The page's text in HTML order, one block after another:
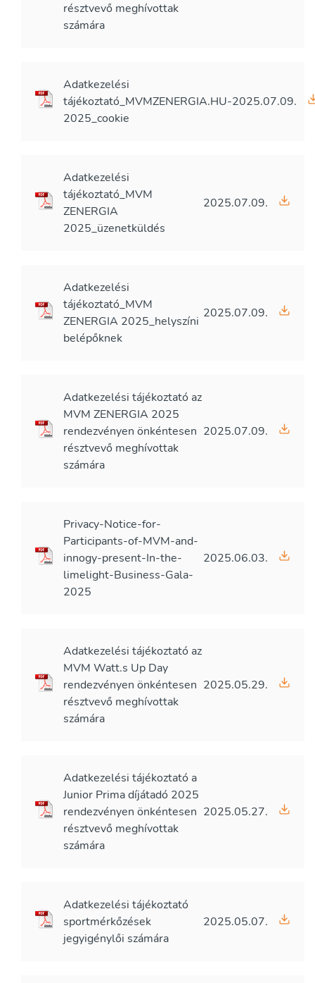
résztvevő meghívottak
számára
Adatkezelési
tájékoztató_MVMZENERGIA.HU-
2025_cookie
2025.07.09.
Adatkezelési
tájékoztató_MVM
ZENERGIA
2025_üzenetküldés
2025.07.09.
Adatkezelési
tájékoztató_MVM
ZENERGIA 2025_helyszíni
belépőknek
2025.07.09.
Adatkezelési tájékoztató az
MVM ZENERGIA 2025
rendezvényen önkéntesen
résztvevő meghívottak
számára
2025.07.09.
Privacy-Notice-for-
Participants-of-MVM-and-
innogy-present-In-the-
limelight-Business-Gala-
2025
2025.06.03.
Adatkezelési tájékoztató az
MVM Watt.s Up Day
rendezvényen önkéntesen
résztvevő meghívottak
számára
2025.05.29.
Adatkezelési tájékoztató a
Junior Prima díjátadó 2025
rendezvényen önkéntesen
résztvevő meghívottak
számára
2025.05.27.
Adatkezelési tájékoztató
sportmérkőzések
jegyigénylői számára
2025.05.07.